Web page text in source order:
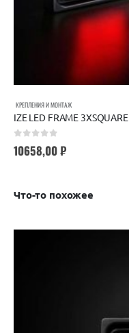
КРЕПЛЕНИЯ И МОНТАЖ
IZE LED FRAME 3XSQUARE
10658,00₽
Что-то похожее